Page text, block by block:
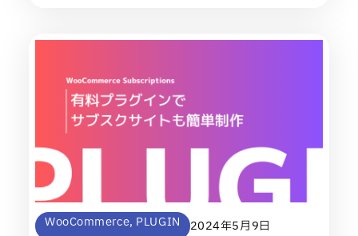
WooCommerce, PLUGIN 2024年5月9日